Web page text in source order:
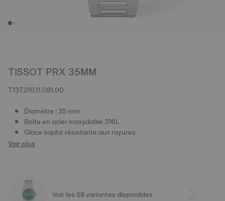
TISSOT PRX 35MM
T137.210.11.081.00
Diamètre : 35 mm
Boîte en acier inoxydable 316L
Glace saphir résistante aux rayures
Voir plus
Voir les 58 variantes disponibles